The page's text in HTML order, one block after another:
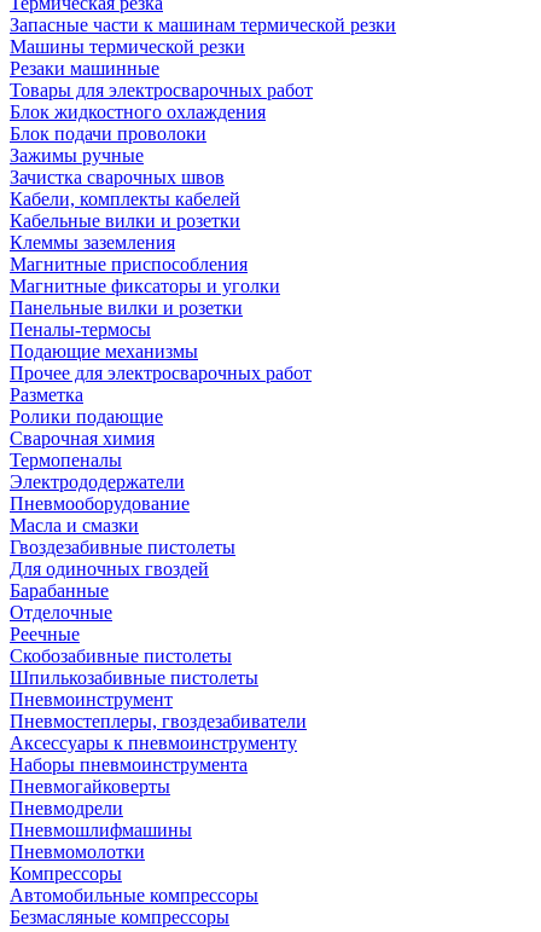
Запасные части к машинам термической резки
Машины термической резки
Резаки машинные
Товары для электросварочных работ
Блок жидкостного охлаждения
Блок подачи проволоки
Зажимы ручные
Зачистка сварочных швов
Кабели, комплекты кабелей
Кабельные вилки и розетки
Клеммы заземления
Магнитные приспособления
Магнитные фиксаторы и уголки
Панельные вилки и розетки
Пеналы-термосы
Подающие механизмы
Прочее для электросварочных работ
Разметка
Ролики подающие
Сварочная химия
Термопеналы
Электрододержатели
Пневмооборудование
Масла и смазки
Гвоздезабивные пистолеты
Для одиночных гвоздей
Барабанные
Отделочные
Реечные
Скобозабивные пистолеты
Шпилькозабивные пистолеты
Пневмоинструмент
Пневмостеплеры, гвоздезабиватели
Аксессуары к пневмоинструменту
Наборы пневмоинструмента
Пневмогайковерты
Пневмодрели
Пневмошлифмашины
Пневмомолотки
Компрессоры
Автомобильные компрессоры
Безмасляные компрессоры